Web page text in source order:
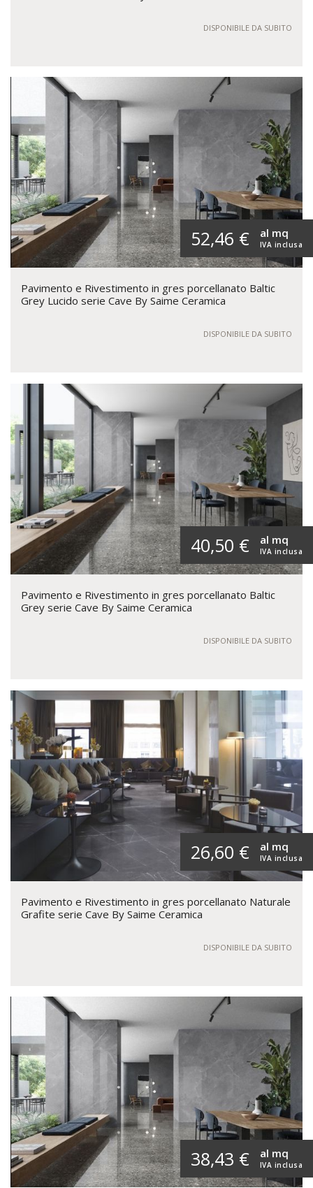
DISPONIBILE DA SUBITO
52,46 € IVA inclusa
al mq
Pavimento e Rivestimento in gres porcellanato Baltic
Grey Lucido serie Cave By Saime Ceramica
DISPONIBILE DA SUBITO
40,50 € IVA inclusa
al mq
Pavimento e Rivestimento in gres porcellanato Baltic
Grey serie Cave By Saime Ceramica
DISPONIBILE DA SUBITO
26,60 € IVA inclusa
al mq
Pavimento e Rivestimento in gres porcellanato Naturale
Grafite serie Cave By Saime Ceramica
DISPONIBILE DA SUBITO
38,43 € IVA inclusa
al mq